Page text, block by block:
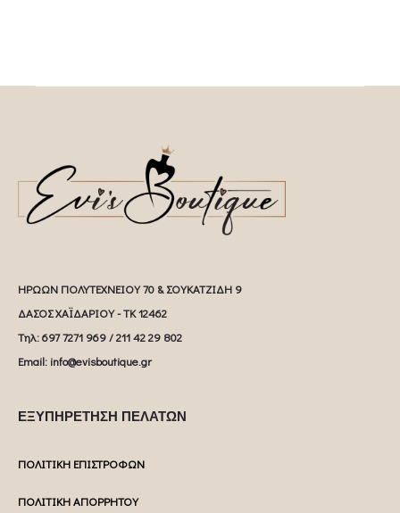
ΗΡΩΩΝ ΠΟΛΥΤΕΧΝΕΙΟΥ 70 & ΣΟΥΚΑΤΖΙΔΗ 9
ΔΑΣΟΣ ΧΑΪΔΑΡΙΟΥ - ΤΚ 12462
Tηλ: 697 7271 969 / 211 42 29 802
Email: info@evisboutique.gr
ΕΞΥΠΗΡΕΤΗΣΗ ΠΕΛΑΤΩΝ
ΠΟΛΙΤΙΚΗ ΕΠΙΣΤΡΟΦΩΝ
ΠΟΛΙΤΙΚΗ ΑΠΟΡΡΗΤΟΥ